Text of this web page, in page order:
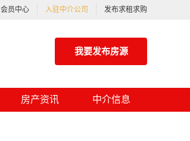
会员中心 入驻中介公司 发布求租求购
我要发布房源
房产资讯 中介信息